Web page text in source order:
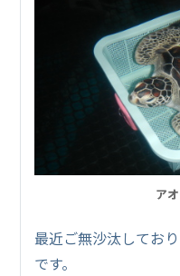
ア
最近ご無沙汰してお
です。